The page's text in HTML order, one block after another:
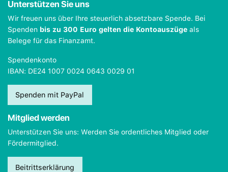
Unterstützen Sie uns
Wir freuen uns über Ihre steuerlich absetzbare Spende. Bei
Spenden bis zu 300 Euro gelten die Kontoauszüge als
Belege für das Finanzamt.
Spendenkonto
IBAN: DE24 1007 0024 0643 0029 01
Spenden mit PayPal
Mitglied werden
Unterstützen Sie uns: Werden Sie ordentliches Mitglied oder
Fördermitglied.
Beitrittserklärung